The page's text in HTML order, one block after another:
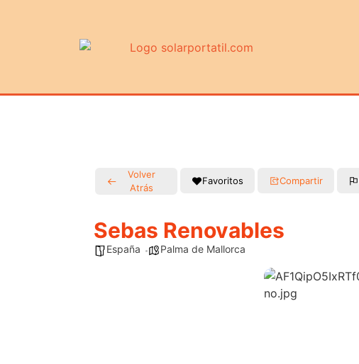
Volver
Atrás
Favoritos Compartir
Sebas Renovables
España Palma de Mallorca